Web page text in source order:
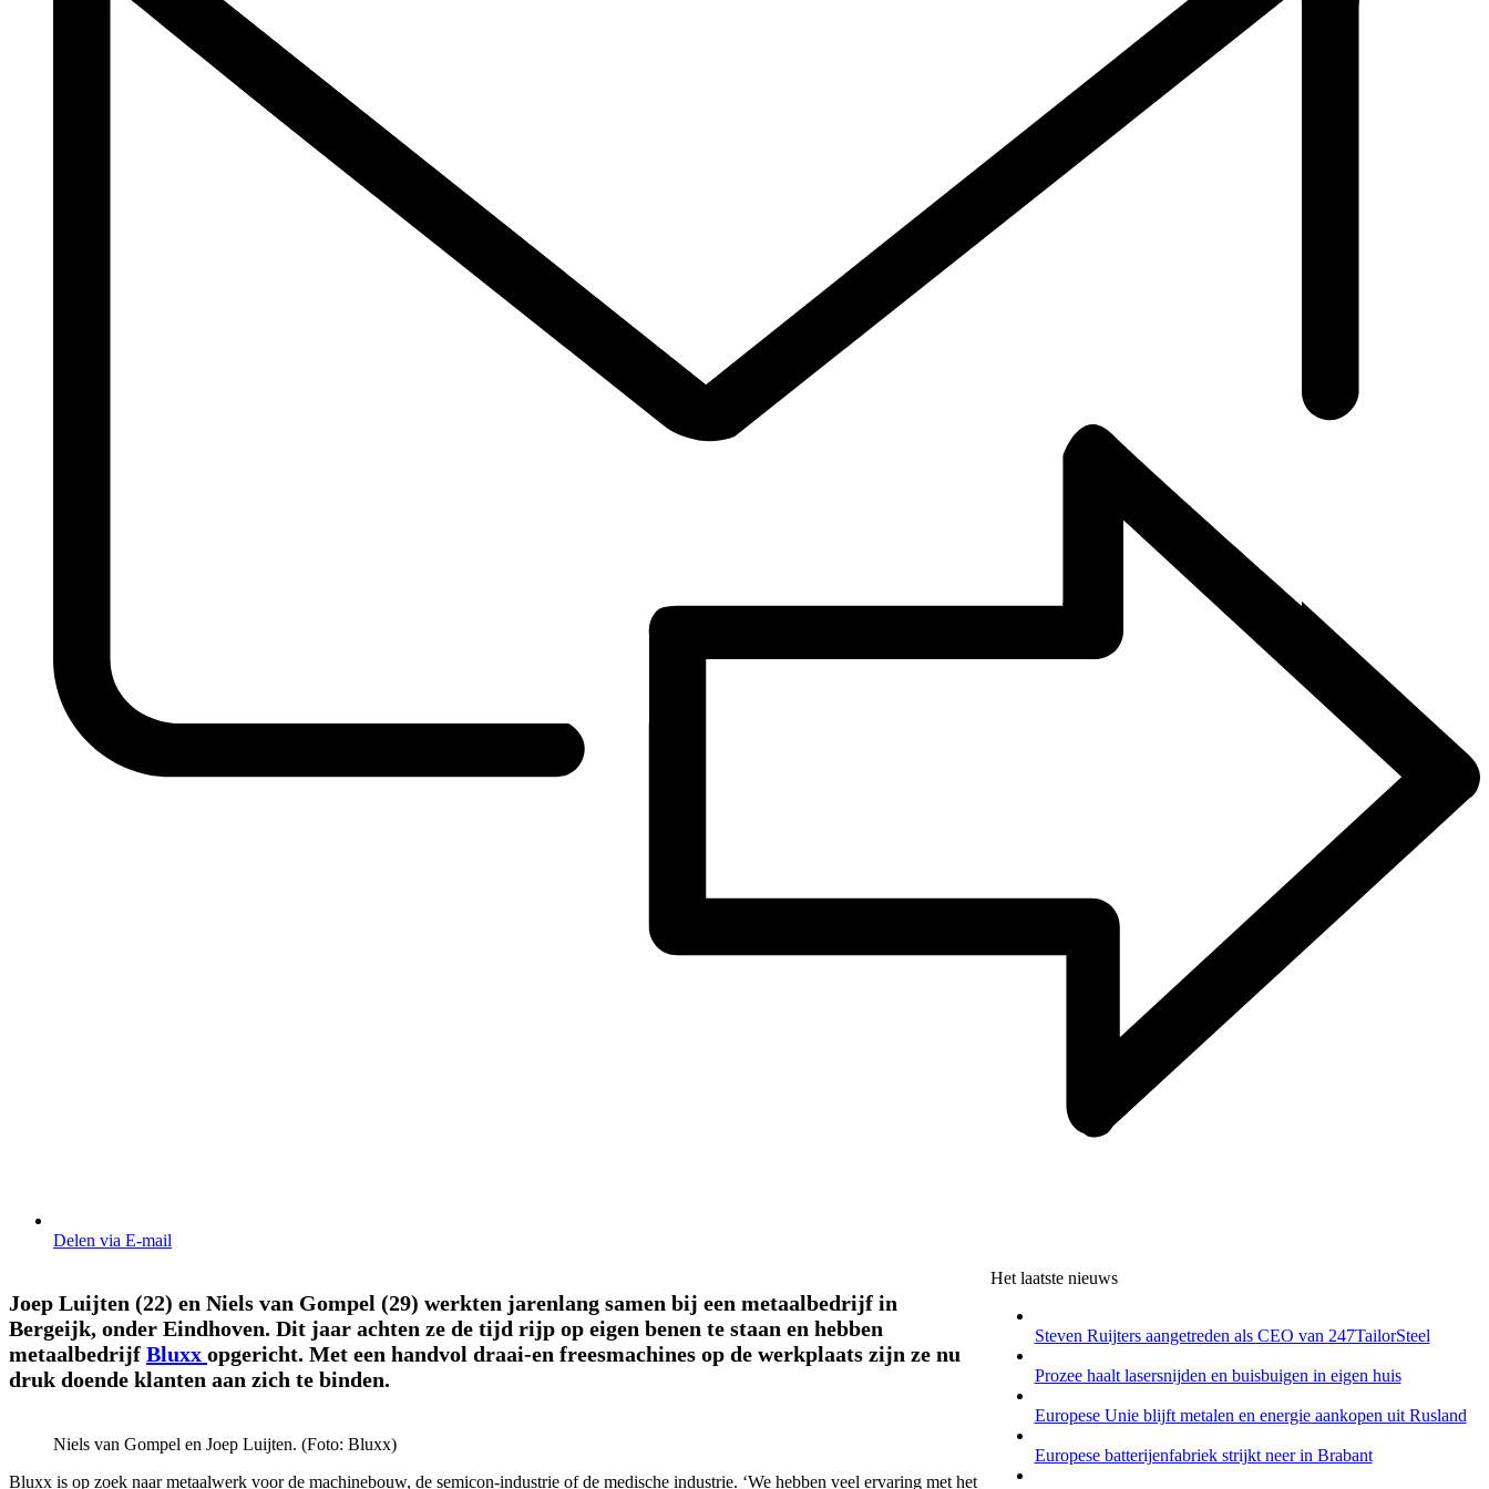
Delen via E-mail
Joep Luijten (22) en Niels van Gompel (29) werkten jarenlang samen bij een metaalbedrijf in
Bergeijk, onder Eindhoven. Dit jaar achten ze de tijd rijp op eigen benen te staan en hebben
metaalbedrijf Bluxx opgericht. Met een handvol draai-en freesmachines op de werkplaats zijn ze nu
druk doende klanten aan zich te binden.
Niels van Gompel en Joep Luijten. (Foto: Bluxx)
Bluxx is op zoek naar metaalwerk voor de machinebouw, de semicon-industrie of de medische industrie. ‘We hebben veel ervaring met het
Het laatste nieuws
Steven Ruijters aangetreden als CEO van 247TailorSteel
Prozee haalt lasersnijden en buisbuigen in eigen huis
Europese Unie blijft metalen en energie aankopen uit Rusland
Europese batterijenfabriek strijkt neer in Brabant